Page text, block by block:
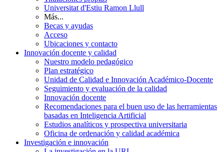
Universitat d'Estiu Ramon Llull
Más...
Becas y ayudas
Acceso
Ubicaciones y contacto
Innovación docente y calidad
Nuestro modelo pedagógico
Plan estratégico
Unidad de Calidad e Innovación Académico-Docente
Seguimiento y evaluación de la calidad
Innovación docente
Recomendaciones para el buen uso de las herramientas
basadas en Inteligencia Artificial
Estudios analíticos y prospectiva universitaria
Oficina de ordenación y calidad académica
Investigación e innovación